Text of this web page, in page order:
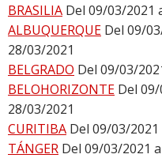
BRASILIA Del 09/03/2021
ALBUQUERQUE Del 09/
28/03/2021
BELGRADO Del 09/03/
BELOHORIZONTE Del
28/03/2021
CURITIBA Del 09/03/
TÁNGER Del 09/03/2021